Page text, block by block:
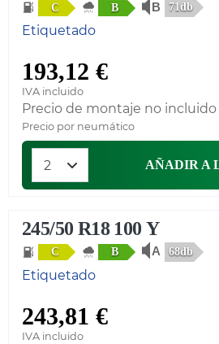
C B 71db
Etiquetado
193,12 €
IVA incluido
Precio de montaje no incluido
Precio por neumático
AÑADIR A
245/50 R18 100 Y
C B 68db
Etiquetado
243,81 €
IVA incluido